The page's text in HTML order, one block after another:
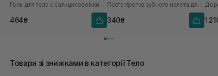
Гель для тела с салициловой кислотой
464₴
Паста против зубного налета для здоровых десен
340₴ 1
Товари зі знижками в категорії Тело